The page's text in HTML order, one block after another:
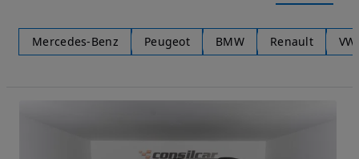
Mercedes-Benz Peugeot BMW Renault VW